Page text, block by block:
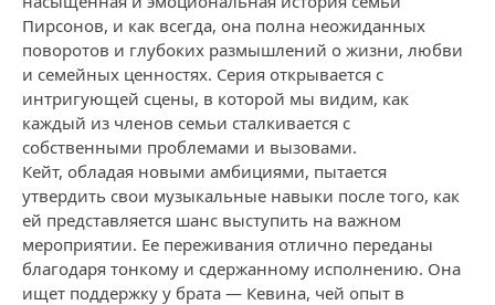
Пирсонов, и как всегда, она полна неожиданных
поворотов и глубоких размышлений о жизни, любви
и семейных ценностях. Серия открывается с
интригующей сцены, в которой мы видим, как
каждый из членов семьи сталкивается с
собственными проблемами и вызовами.
Кейт, обладая новыми амбициями, пытается
утвердить свои музыкальные навыки после того, как
ей представляется шанс выступить на важном
мероприятии. Ее переживания отлично переданы
благодаря тонкому и сдержанному исполнению. Она
ищет поддержку у брата — Кевина, чей опыт в